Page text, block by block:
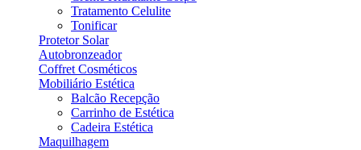
Tratamento Celulite
Tonificar
Protetor Solar
Autobronzeador
Coffret Cosméticos
Mobiliário Estética
Balcão Recepção
Carrinho de Estética
Cadeira Estética
Maquilhagem